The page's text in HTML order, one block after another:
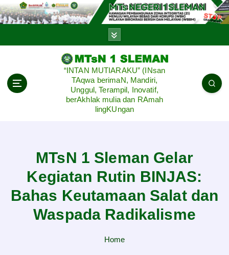
S
k
“INTAN MUTIARAKU” (INsan
TAqwa berimaN, Mandiri,
Unggul, Terampil, Inovatif,
berAkhlak mulia dan RAmah
lingKUngan
MTsN 1 Sleman Gelar
Kegiatan Rutin BINJAS:
Bahas Keutamaan Salat dan
Waspada Radikalisme
Home